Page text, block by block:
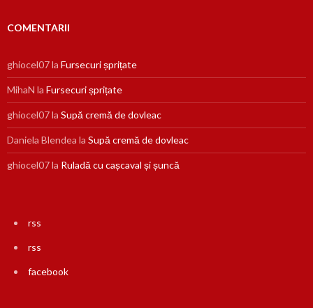
COMENTARII
ghiocel07la Fursecuri șprițate
MihaN la Fursecuri șprițate
ghiocel07la Supă cremă de dovleac
Daniela Blendea la Supă cremă de dovleac
ghiocel07la Ruladă cu cașcaval și șuncă
rss
rss
facebook